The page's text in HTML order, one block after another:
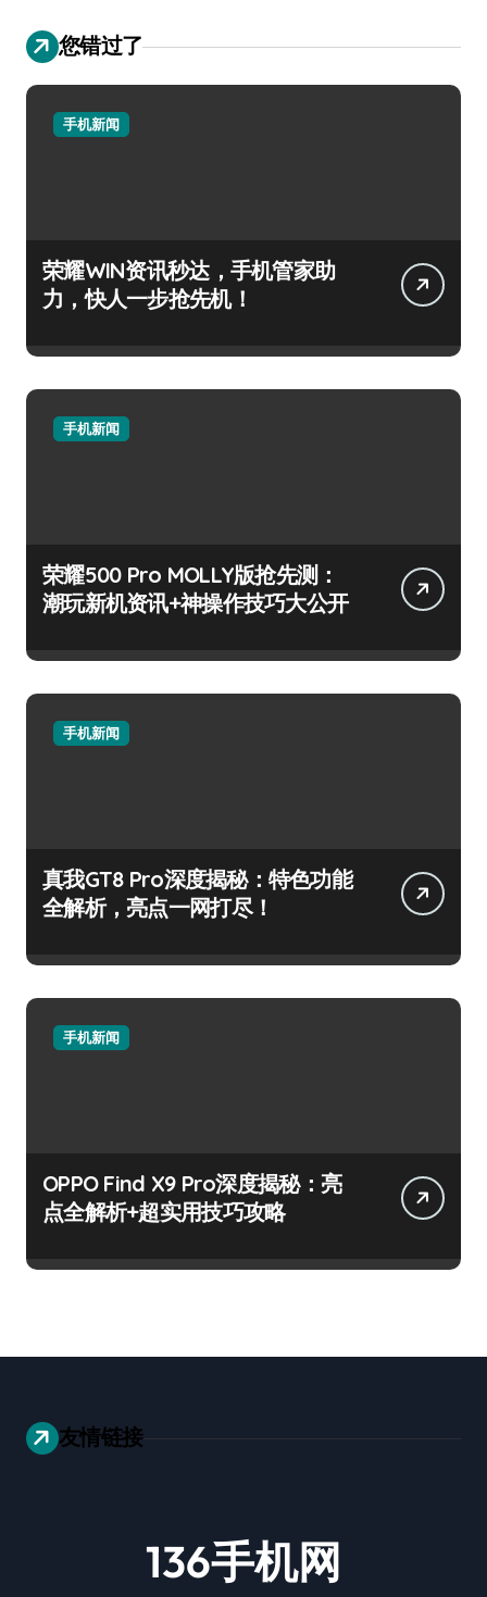
您错过了
手机新闻
荣耀WIN资讯秒达，手机管家助
力，快人一步抢先机！
手机新闻
荣耀500 Pro MOLLY版抢先测：
潮玩新机资讯+神操作技巧大公开
手机新闻
真我GT8 Pro深度揭秘：特色功能
全解析，亮点一网打尽！
手机新闻
OPPO Find X9 Pro深度揭秘：亮
点全解析+超实用技巧攻略
友情链接
136手机网